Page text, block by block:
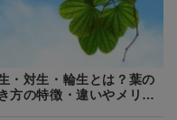
・対生・輪生とは？葉の
方の特徴・違いやメリッ